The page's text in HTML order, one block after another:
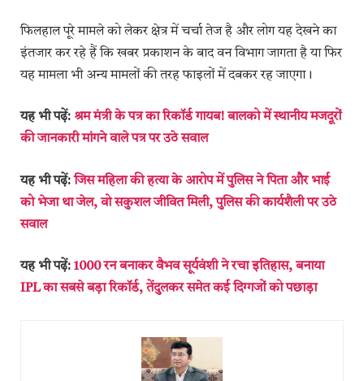
फिलहाल पूरे मामले को लेकर क्षेत्र में चर्चा तेज है और लोग यह देखने का
इंतजार कर रहे हैं कि खबर प्रकाशन के बाद वन विभाग जागता है या फिर
यह मामला भी अन्य मामलों की तरह फाइलों में दबकर रह जाएगा।
यह भी पढ़ें: श्रम मंत्री के पत्र का रिकॉर्ड गायब! बालको में स्थानीय मजदूरों
की जानकारी मांगने वाले पत्र पर उठे सवाल
यह भी पढ़ें:जिस महिला की हत्या के आरोप में पुलिस ने पिता और भाई
को भेजा था जेल, वो सकुशल जीवित मिली, पुलिस की कार्यशैली पर उठे
सवाल
यह भी पढ़ें: 1000 रन बनाकर वैभव सूर्यवंशी ने रचा इतिहास, बनाया
IPL का सबसे बड़ा रिकॉर्ड, तेंदुलकर समेत कई दिग्गजों को पछाड़ा